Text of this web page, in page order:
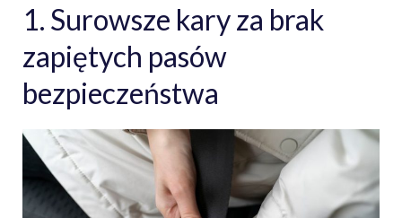
1. Surowsze kary za brak
zapiętych pasów
bezpieczeństwa